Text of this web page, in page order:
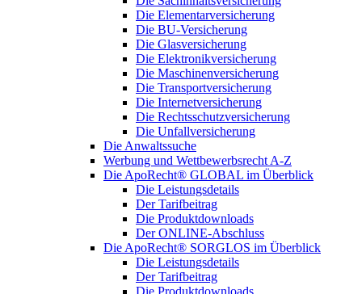
Die Elementarversicherung
Die BU-Versicherung
Die Glasversicherung
Die Elektronikversicherung
Die Maschinenversicherung
Die Transportversicherung
Die Internetversicherung
Die Rechtsschutzversicherung
Die Unfallversicherung
Die Anwaltssuche
Werbung und Wettbewerbsrecht A-Z
Die ApoRecht® GLOBAL im Überblick
Die Leistungsdetails
Der Tarifbeitrag
Die Produktdownloads
Der ONLINE-Abschluss
Die ApoRecht® SORGLOS im Überblick
Die Leistungsdetails
Der Tarifbeitrag
Die Produktdownloads